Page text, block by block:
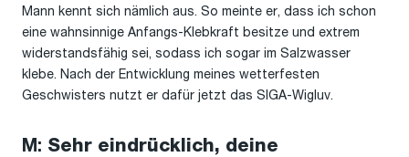
Mann kennt sich nämlich aus. So meinte er, dass ich schon
eine wahnsinnige Anfangs-Klebkraft besitze und extrem
widerstandsfähig sei, sodass ich sogar im Salzwasser
klebe. Nach der Entwicklung meines wetterfesten
Geschwisters nutzt er dafür jetzt das SIGA-Wigluv.
M: Sehr eindrücklich, deine